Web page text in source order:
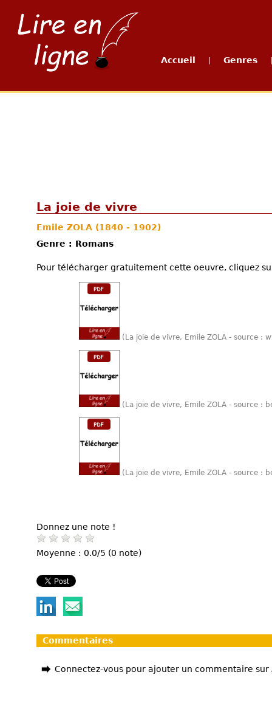
Accueil Genres
La joie de vivre
Emile ZOLA (1840 - 1902)
Genre : Romans
Pour télécharger gratuitement cette oeuvre, cliquez
(La joie de vivre, Emile ZOLA - source :
(La joie de vivre, Emile ZOLA - source :
(La joie de vivre, Emile ZOLA - source :
Donnez une note !
Moyenne : 0.0/5 (0 note)
Commentaires
Connectez-vous pour ajouter un commentaire sur